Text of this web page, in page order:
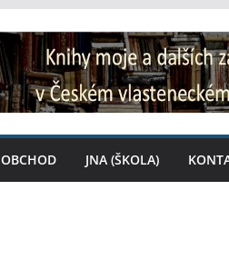
OBCHOD JNA (ŠKOLA)